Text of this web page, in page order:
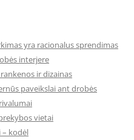
yra racionalus sprendimas
interjere
ir dizainas
paveikslai ant drobės
vietai
– kodėl